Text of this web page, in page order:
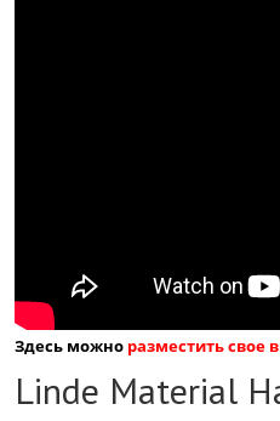
Здесь можно разместить свое
Linde Material